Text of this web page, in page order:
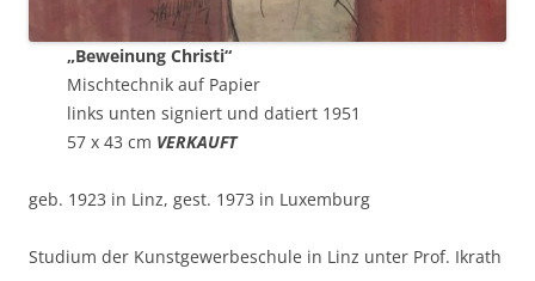
„Beweinung Christi“
Mischtechnik auf Papier
links unten signiert und datiert 1951
57 x 43 cm VERKAUFT
geb. 1923 in Linz, gest. 1973 in Luxemburg
Studium der Kunstgewerbeschule in Linz unter Prof. Ikrath